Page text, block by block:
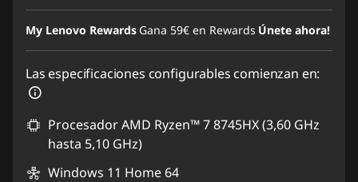
My Lenovo Rewards Gana 59€ en Rewards Únete ahora!
Las especificaciones configurables comienzan en:
Procesador AMD Ryzen™ 7 8745HX (3,60 GHz
hasta 5,10 GHz)
Windows 11 Home 64